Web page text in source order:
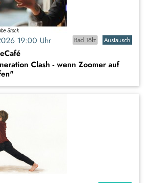
19:00 Uhr Bad Tölz Austausch
Clash - wenn Zoomer auf